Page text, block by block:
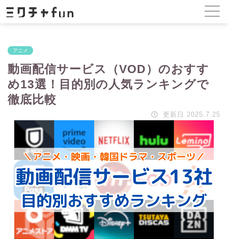
アニメ
動画配信サービス（VOD）のおすす
め13選！目的別の人気ランキングで
徹底比較
更新日 2025.7.25